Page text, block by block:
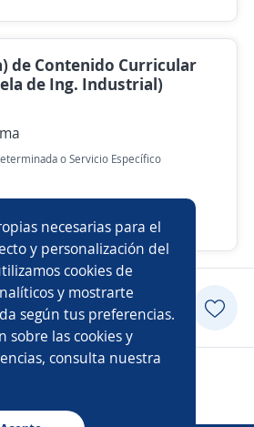
de Contenido Curricular
de Ing. Industrial)
o Servicio Específico
2014 - 2026 DGNET LTD.
legal
necesarias para el
y personalización del
cookies de
y mostrarte
según tus preferencias.
sobre las cookies y
consulta nuestra